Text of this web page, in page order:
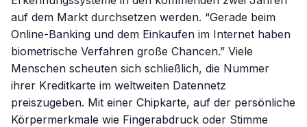
auf dem Markt durchsetzen werden. “Gerade beim
Online-Banking und dem Einkaufen im Internet haben
biometrische Verfahren große Chancen.” Viele
Menschen scheuten sich schließlich, die Nummer
ihrer Kreditkarte im weltweiten Datennetz
preiszugeben. Mit einer Chipkarte, auf der persönliche
Körpermerkmale wie Fingerabdruck oder Stimme